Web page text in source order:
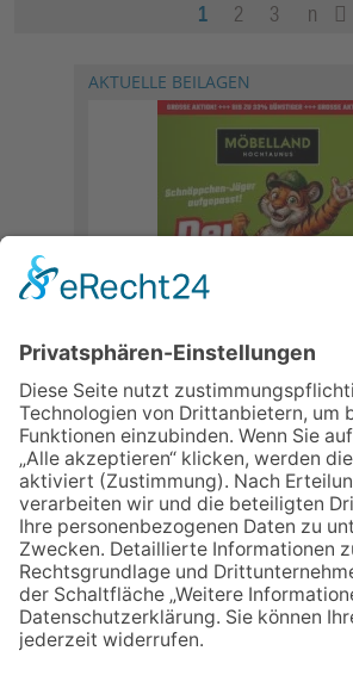
1 2 3
n
e
Se
ite
›
Se
ite
AKTUELLE BEILAGEN
HERUNTERLADEN